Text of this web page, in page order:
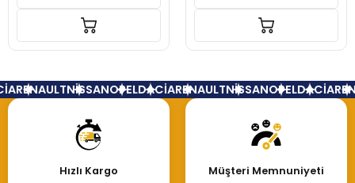
RENAULTNİSSANOPELDACİARENAULTNİSSANOPELDACİA
Hızlı Kargo Müşteri Memnuniyeti